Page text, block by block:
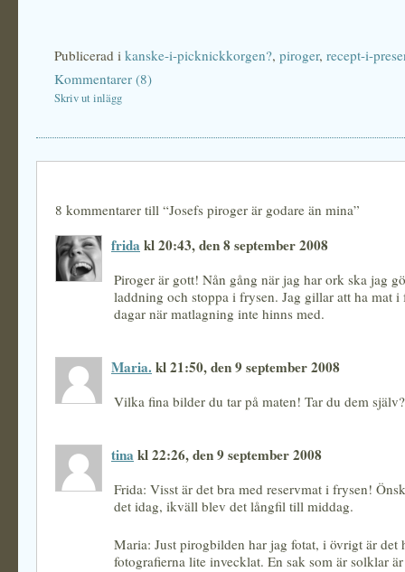
Publicerad i kanske-i-picknickkorgen?, piroger, recept-i-
Kommentarer (8)
Skriv ut inlägg
8 kommentarer till “Josefs piroger är godare än mina”
frida kl 20:43, den 8 september 2008
Piroger är gott! Nån gång när jag har ork ska jag
laddning och stoppa i frysen. Jag gillar att ha mat
dagar när matlagning inte hinns med.
Maria. kl 21:50, den 9 september 2008
Vilka fina bilder du tar på maten! Tar du dem själv?
tina kl 22:26, den 9 september 2008
Frida: Visst är det bra med reservmat i frysen!
det idag, ikväll blev det långfil till middag.
Maria: Just pirogbilden har jag fotat, i övrigt är det
fotografierna lite invecklat. En sak som är solklar